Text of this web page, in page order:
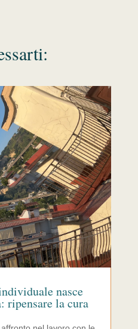
nasce
ripensare la cura